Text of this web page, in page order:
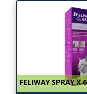
FELIWAY SPRAY X